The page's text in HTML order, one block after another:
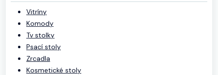
Vitríny
Komody
Tv stolky
Psací stoly
Zrcadla
Kosmetické stoly